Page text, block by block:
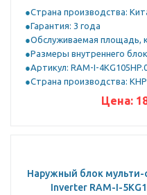
Страна производства:
Гарантия: 3 года
Обслуживаемая площадь,
Размеры внутреннего
Артикул: RAM-I-
Страна производства: КНР
Цена:
Наружный блок мульти-
Inverter RAM-I-